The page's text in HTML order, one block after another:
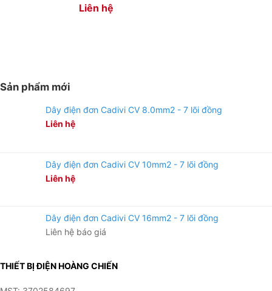
Liên hệ
Sản phẩm mới
Dây điện đơn Cadivi CV 8.0mm2 - 7 lõi đồng
Liên hệ
Dây điện đơn Cadivi CV 10mm2 - 7 lõi đồng
Liên hệ
Dây điện đơn Cadivi CV 16mm2 - 7 lõi đồng
Liên hệ báo giá
THIẾT BỊ ĐIỆN HOÀNG CHIẾN